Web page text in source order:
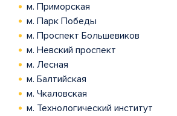
м. Приморская
м. Парк Победы
м. Проспект Большевиков
м. Невский проспект
м. Лесная
м. Балтийская
м. Чкаловская
м. Технологический институт